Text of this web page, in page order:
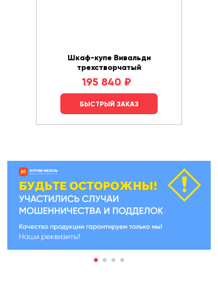
Шкаф-купе Вивальди
трехстворчатый
195 840 ₽
БЫСТРЫЙ ЗАКАЗ